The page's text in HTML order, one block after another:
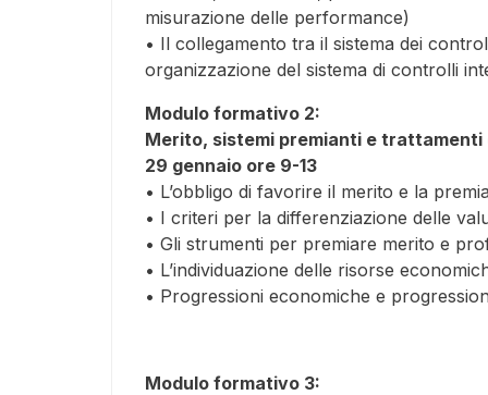
misurazione delle performance)
• Il collegamento tra il sistema dei
organizzazione del sistema di controlli
Modulo formativo 2:
Merito, sistemi premianti e
29 gennaio ore 9-13
• L’obbligo di favorire il merito e la
• I criteri per la differenziazione delle
• Gli strumenti per premiare merito e
• L’individuazione delle risorse
• Progressioni economiche e
Modulo formativo 3: